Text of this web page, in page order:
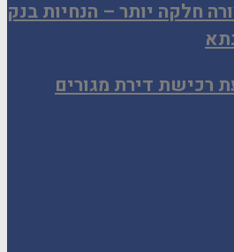
חלקה יותר – הנחיות בנק
רכישת דירת מגורים